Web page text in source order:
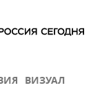
ВИЗУАЛ